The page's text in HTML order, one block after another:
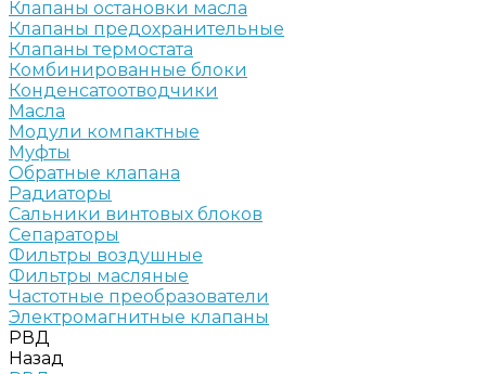
Клапаны остановки масла
Клапаны предохранительные
Клапаны термостата
Комбинированные блоки
Конденсатоотводчики
Масла
Модули компактные
Муфты
Обратные клапана
Радиаторы
Сальники винтовых блоков
Сепараторы
Фильтры воздушные
Фильтры масляные
Частотные преобразователи
Электромагнитные клапаны
РВД
Назад